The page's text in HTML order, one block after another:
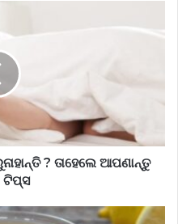
? ତାହେଲେ ଆପଣାନ୍ତୁ
ଟିପ୍ସ